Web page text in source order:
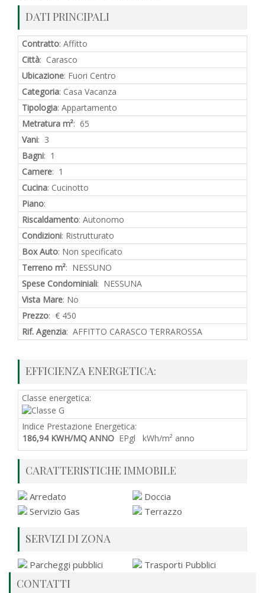
DATI PRINCIPALI
Contratto: Affitto
Città: Carasco
Ubicazione: Fuori Centro
Categoria: Casa Vacanza
Tipologia: Appartamento
Metratura m²: 65
Vani: 3
Bagni: 1
Camere: 1
Cucina: Cucinotto
Piano:
Riscaldamento: Autonomo
Condizioni: Ristrutturato
Box Auto: Non specificato
Terreno m²: NESSUNO
Spese Condominiali: NESSUNA
Vista Mare: No
Prezzo: € 450
Rif. Agenzia: AFFITTO CARASCO TERRAROSSA
EFFICIENZA ENERGETICA:
Classe energetica:
Indice Prestazione Energetica:
186,94 KWH/MQ ANNO EPgl kWh/m² anno
CARATTERISTICHE IMMOBILE
Arredato
Doccia
Servizio Gas
Terrazzo
SERVIZI DI ZONA
Parcheggi pubblici Trasporti Pubblici
CONTATTI